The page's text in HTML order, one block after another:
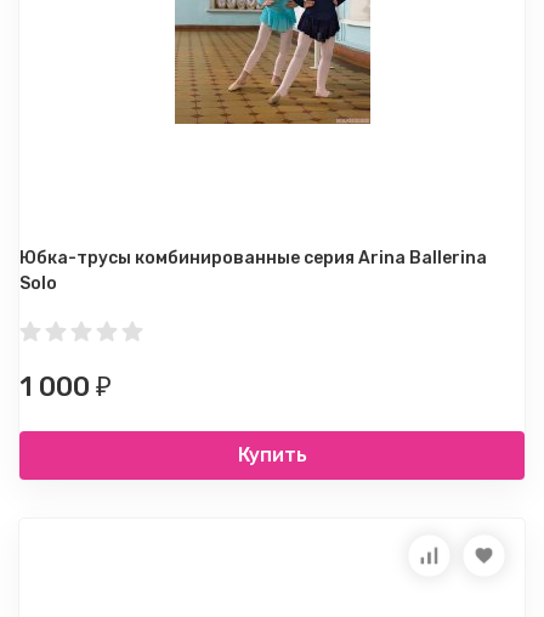
Юбка-трусы комбинированные серия Arina Ballerina
Solo
1 000 ₽
Купить